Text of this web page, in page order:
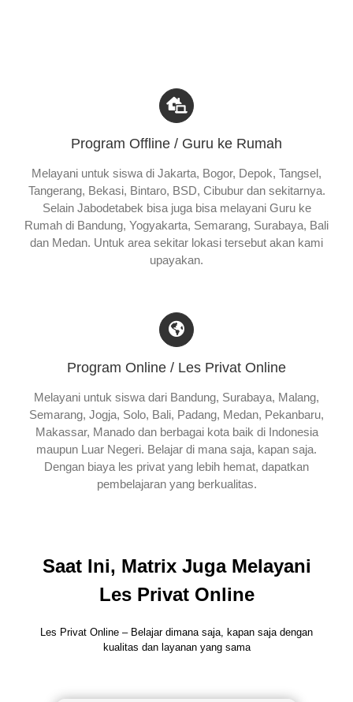
Program Offline / Guru ke Rumah
Melayani untuk siswa di Jakarta, Bogor, Depok, Tangsel,
Tangerang, Bekasi, Bintaro, BSD, Cibubur dan sekitarnya.
Selain Jabodetabek bisa juga bisa melayani Guru ke
Rumah di Bandung, Yogyakarta, Semarang, Surabaya, Bali
dan Medan. Untuk area sekitar lokasi tersebut akan kami
upayakan.
Program Online / Les Privat Online
Melayani untuk siswa dari Bandung, Surabaya, Malang,
Semarang, Jogja, Solo, Bali, Padang, Medan, Pekanbaru,
Makassar, Manado dan berbagai kota baik di Indonesia
maupun Luar Negeri. Belajar di mana saja, kapan saja.
Dengan biaya les privat yang lebih hemat, dapatkan
pembelajaran yang berkualitas.
Saat Ini, Matrix Juga Melayani
Les Privat Online
Les Privat Online – Belajar dimana saja, kapan saja dengan
kualitas dan layanan yang sama